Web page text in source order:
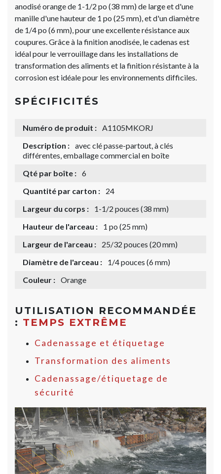
anodisé orange de 1-1/2 po (38 mm) de large et d'une
manille d'une hauteur de 1 po (25 mm), et d'un diamètre
de 1/4 po (6 mm), pour une excellente résistance aux
coupures. Grâce à la finition anodisée, le cadenas est
idéal pour le verrouillage dans les installations de
transformation des aliments et la finition résistante à la
corrosion est idéale pour les environnements difficiles.
SPÉCIFICITÉS
Numéro de produit : A1105MKORJ
Description : avec clé passe-partout, à clés
différentes, emballage commercial en boîte
Qté par boîte : 6
Quantité par carton :
24
Largeur du corps :
1-1/2 pouces (38 mm)
Hauteur de l'arceau :
1 po (25 mm)
Largeur de l'arceau :
25/32 pouces (20 mm)
Diamètre de l'arceau :
1/4 pouces (6 mm)
Couleur : Orange
UTILISATION RECOMMANDÉE
: TEMPS EXTRÊME
Cadenassage et étiquetage
Transformation des aliments
Cadenassage/étiquetage de
sécurité